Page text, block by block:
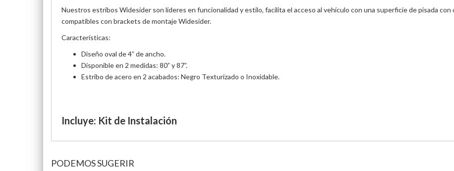
Nuestros estribos Widesider son líderes en funcionalidad y estilo, facilita el acceso al vehículo con una superficie de pisada
compatibles con brackets de montaje Widesider.
Características:
Diseño oval de 4” de ancho.
Disponible en 2 medidas: 80” y 87”.
Estribo de acero en 2 acabados: Negro Texturizado o Inoxidable.
Incluye: Kit de Instalación
PODEMOS SUGERIR